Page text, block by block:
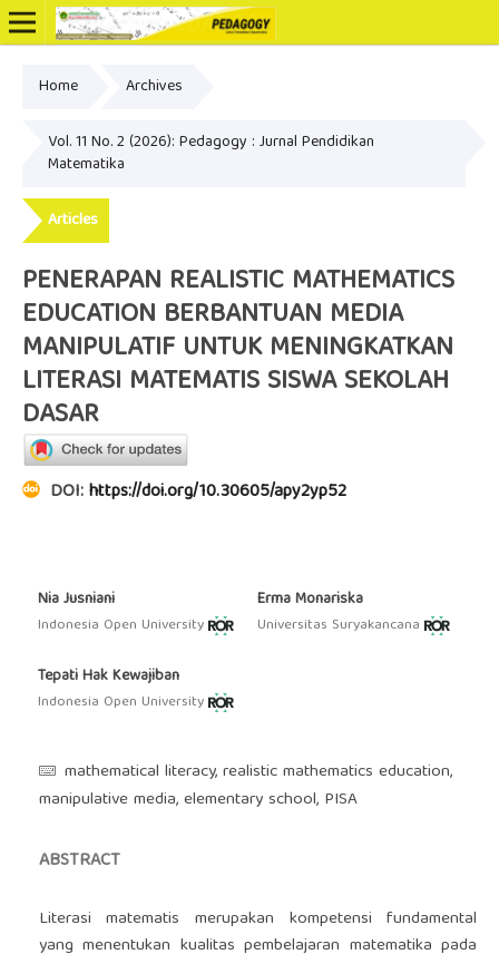
Home Archives
Vol. 11 No. 2 (2026): Pedagogy : Jurnal Pendidikan
Matematika
Articles
PENERAPAN REALISTIC MATHEMATICS
EDUCATION BERBANTUAN MEDIA
MANIPULATIF UNTUK MENINGKATKAN
LITERASI MATEMATIS SISWA SEKOLAH
DASAR
DOI:https://doi.org/10.30605/apy2yp52
Nia Jusniani
Indonesia Open University
Erma Monariska
Universitas Suryakancana
Tepati Hak Kewajiban
Indonesia Open University
mathematical literacy, realistic mathematics education,
manipulative media, elementary school, PISA
ABSTRACT
Literasi matematis merupakan kompetensi fundamental
yang menentukan kualitas pembelajaran matematika pada